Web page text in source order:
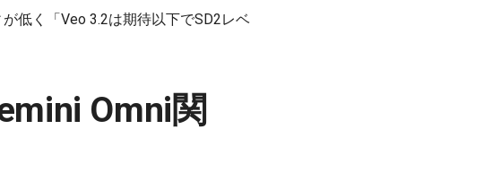
低く「Veo 3.2は期待以下でSD2レベ
Omni関